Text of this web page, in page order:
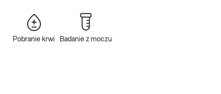
Jakie wykonać badania krwi na prostatę?
e-Pakiet badania na prostatęuwzględnia poza badaniami krwi,
Pobranie krwi Badanie z moczu